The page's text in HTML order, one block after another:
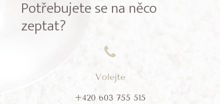
Potřebujete se na něco
zeptat?
Volejte
+420 603 755 515